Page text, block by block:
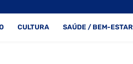
CULTURA SAÚDE / BEM-ESTAR